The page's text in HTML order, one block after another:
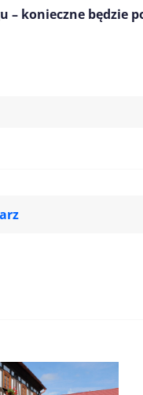
– konieczne będzie